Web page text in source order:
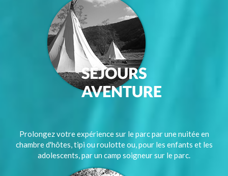
Prolongez votre expérience sur le parc par une nuitée en
chambre d'hôtes, tipi ou roulotte ou, pour les enfants et les
adolescents, par un camp soigneur sur le parc.